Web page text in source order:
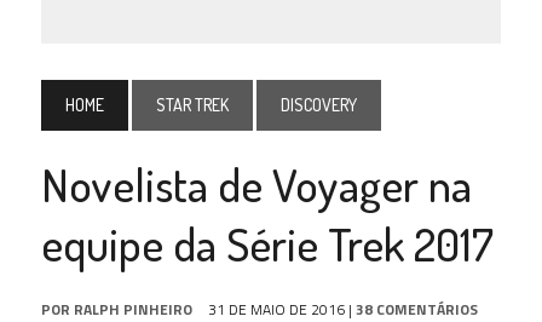
HOME STAR TREK DISCOVERY
Novelista de Voyager na
equipe da Série Trek 2017
POR RALPH PINHEIRO 31 DE MAIO DE 2016| 38 COMENTÁRIOS